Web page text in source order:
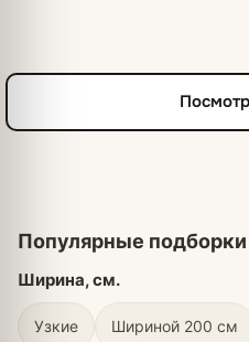
Ширина, см.
Узкие Шириной 200 см